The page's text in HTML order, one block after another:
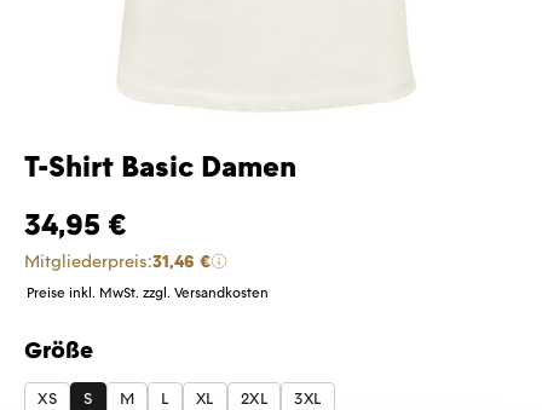
T-Shirt Basic Damen
34,95 €
Mitgliederpreis:31,46 €
Preise inkl. MwSt. zzgl. Versandkosten
Größe
auswählen
XS S M L XL 2XL 3XL